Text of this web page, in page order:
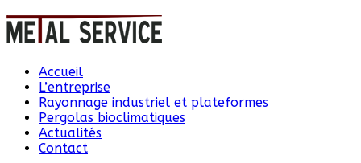
Accueil
L’entreprise
Rayonnage industriel et plateformes
Pergolas bioclimatiques
Actualités
Contact